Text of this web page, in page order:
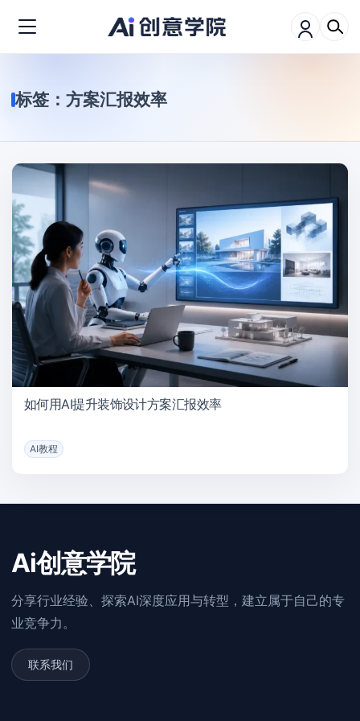
标签： 方案汇报效率
如何用AI提升装饰设计方案汇报效率
AI教程
Ai创意学院
分享行业经验、探索AI深度应用与转型，建立属于自己的专
业竞争力。
联系我们